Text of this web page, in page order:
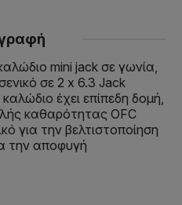
mini jack σε γωνία,
σε 2 x 6.3 Jack
έχει επίπεδη δομή,
καθαρότητας OFC
για την βελτιστοποίηση
την αποφυγή